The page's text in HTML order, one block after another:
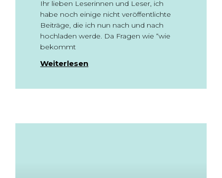
Ihr lieben Leserinnen und Leser, ich
habe noch einige nicht veröffentlichte
Beiträge, die ich nun nach und nach
hochladen werde. Da Fragen wie “wie
bekommt
Weiterlesen